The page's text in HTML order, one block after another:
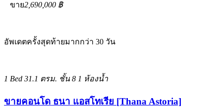
ขาย2,690,000 ฿
อัพเดตครั้งสุดท้ายมากกว่า 30 วัน
1 Bed 31.1 ตรม. ชั้น 8 1 ห้องน้ำ
ขายคอนโด ธนา แอสโทเรีย [Thana Astoria]